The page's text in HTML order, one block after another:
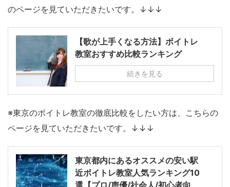
のページを見ていただきたいです。↓↓↓
【歌が上手くなる方法】ボイトレ
教室おすすめ比較ランキング
続きを見る
※東京のボイトレ教室の徹底比較をしたい方は、こちらの
ページを見ていただきたいです。↓↓↓
東京都内にあるオススメの安い駅
近ボイトレ教室人気ランキング10